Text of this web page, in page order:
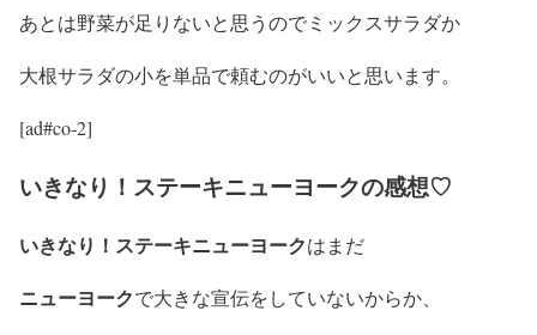
あとは野菜が足りないと思うのでミックスサラダか
大根サラダの小を単品で頼むのがいいと思います。
[ad#co-2]
いきなり！ステーキニューヨークの感想♡
いきなり！ステーキニューヨークはまだ
ニューヨークで大きな宣伝をしていないからか、